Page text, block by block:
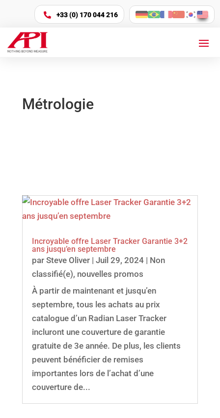
 +33 (0) 170 044 216
Métrologie
Incroyable offre Laser Tracker Garantie 3+2
ans jusqu’en septembre
par Steve Oliver| Juil 29, 2024| Non
classifié(e), nouvelles promos
À partir de maintenant et jusqu’en
septembre, tous les achats au prix
catalogue d’un Radian Laser Tracker
incluront une couverture de garantie
gratuite de 3e année. De plus, les clients
peuvent bénéficier de remises
importantes lors de l’achat d’une
couverture de...